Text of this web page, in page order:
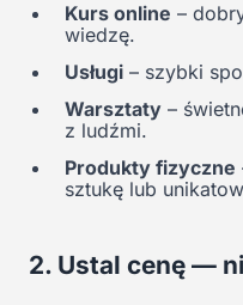
Kurs online –
wiedzę.
Usługi – szybki
Warsztaty –
z ludźmi.
Produkty fizyczne
sztukę lub
2. Ustal cenę —